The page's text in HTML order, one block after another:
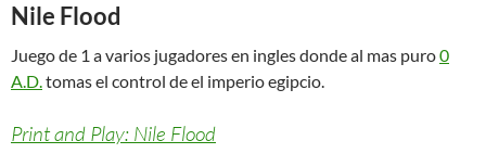
Nile Flood
Juego de 1 a varios jugadores en ingles donde al mas puro0
A.D.tomas el control de el imperio egipcio.
Print and Play: Nile Flood